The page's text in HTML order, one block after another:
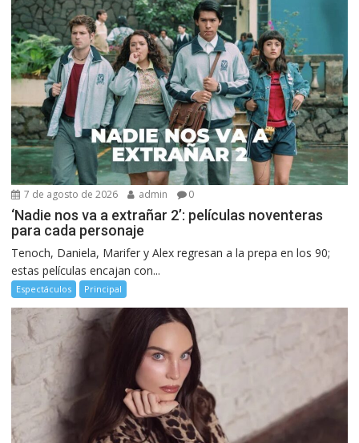
7 de agosto de 2026 admin 0
‘Nadie nos va a extrañar 2’: películas noventeras
para cada personaje
Tenoch, Daniela, Marifer y Alex regresan a la prepa en los 90;
estas películas encajan con...
Espectáculos Principal